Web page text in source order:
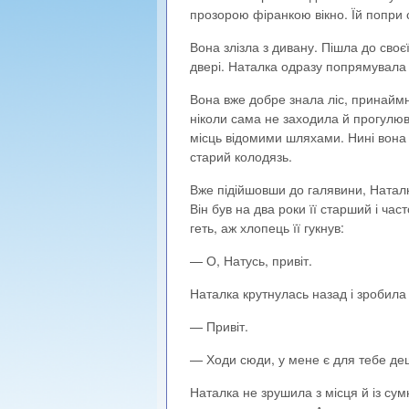
прозорою фіранкою вікно. Їй попри
Вона злізла з дивану. Пішла до
двері. Наталка одразу попрямувала
Вона вже добре знала ліс,
ніколи сама не заходила й
місць відомими шляхами. Нині
старий колодязь.
Вже підійшовши до галявини,
Він був на два роки її старший і
геть, аж хлопець її гукнув:
— О, Натусь, привіт.
Наталка крутнулась назад і
— Привіт.
— Ходи сюди, у мене є для тебе
Наталка не зрушила з місця й із